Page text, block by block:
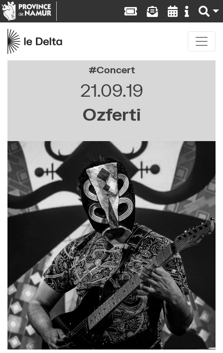
Concert
21.09.19
Ozferti